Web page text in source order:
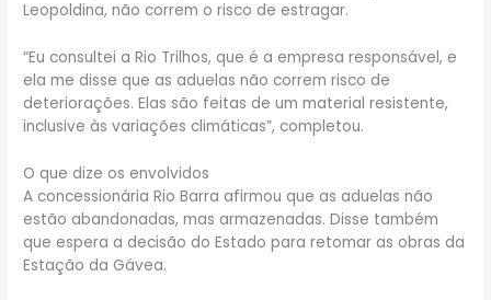
Leopoldina, não correm o risco de estragar.
“Eu consultei a Rio Trilhos, que é a empresa responsável, e
ela me disse que as aduelas não correm risco de
deteriorações. Elas são feitas de um material resistente,
inclusive às variações climáticas”, completou.
O que dize os envolvidos
A concessionária Rio Barra afirmou que as aduelas não
estão abandonadas, mas armazenadas. Disse também
que espera a decisão do Estado para retomar as obras da
Estação da Gávea.